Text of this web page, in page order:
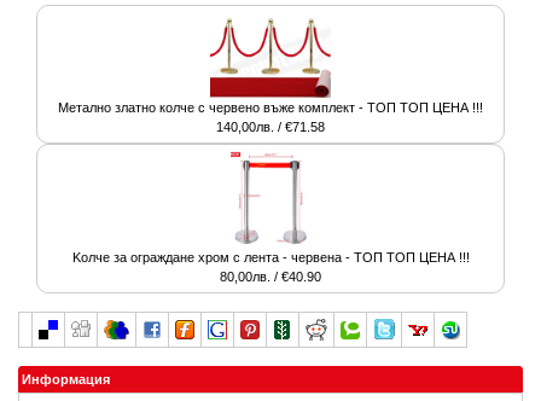
Метално златно колче с червено въже комплект - ТОП ТОП ЦЕНА !!!
140,00лв. / €71.58
Kолче за ограждане хром с лента - червена - ТОП ТОП ЦЕНА !!!
80,00лв. / €40.90
Информация